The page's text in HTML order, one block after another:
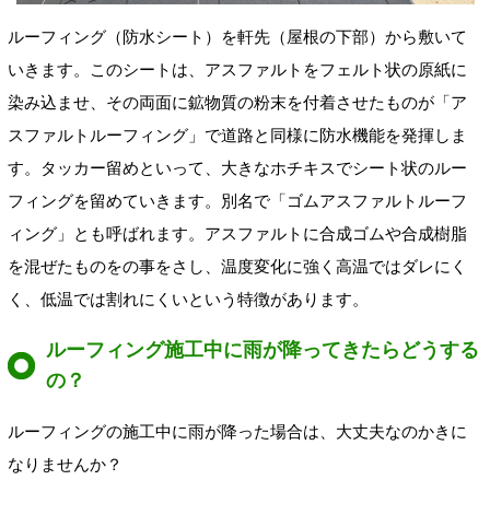
ルーフィング（防水シート）を軒先（屋根の下部）から敷いて
いきます。このシートは、アスファルトをフェルト状の原紙に
染み込ませ、その両面に鉱物質の粉末を付着させたものが「ア
スファルトルーフィング」で道路と同様に防水機能を発揮しま
す。タッカー留めといって、大きなホチキスでシート状のルー
フィングを留めていきます。別名で「ゴムアスファルトルーフ
ィング」とも呼ばれます。アスファルトに合成ゴムや合成樹脂
を混ぜたものをの事をさし、温度変化に強く高温ではダレにく
く、低温では割れにくいという特徴があります。
ルーフィング施工中に雨が降ってきたらどうする
の？
ルーフィングの施工中に雨が降った場合は、大丈夫なのかきに
なりませんか？